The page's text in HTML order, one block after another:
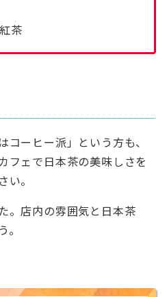
茶
コーヒー派」という方も、
フェで日本茶の美味しさを
。
。店内の雰囲気と日本茶